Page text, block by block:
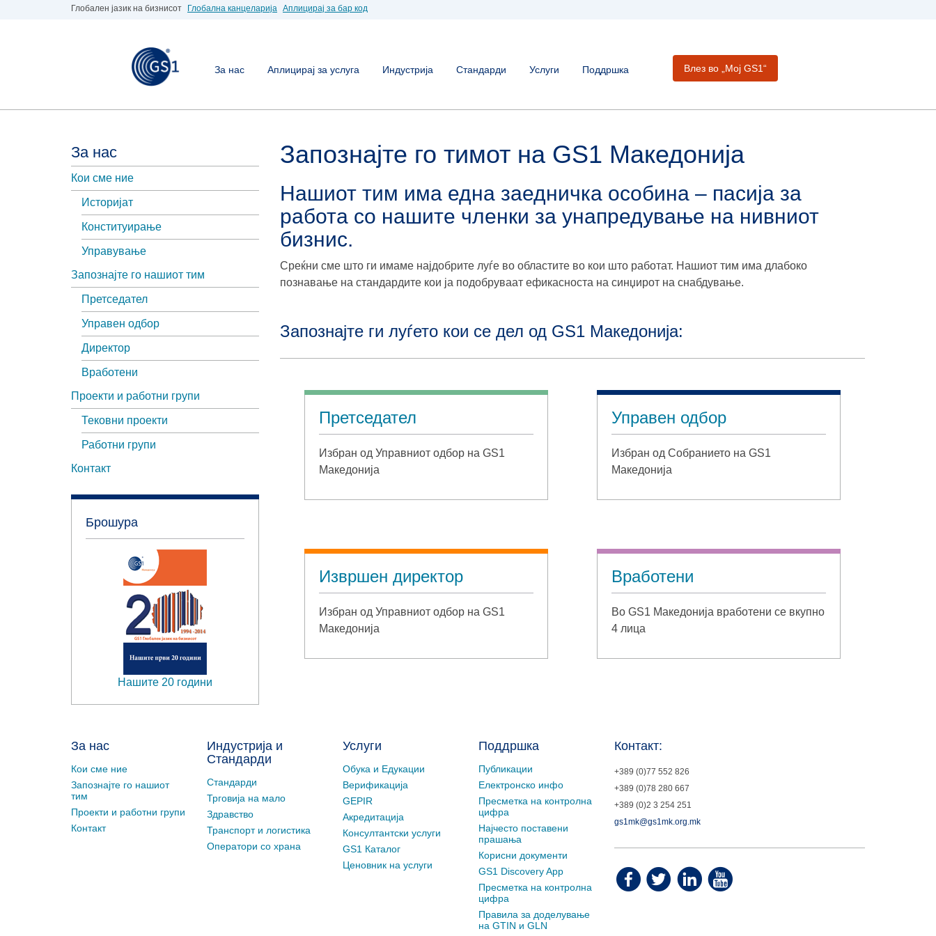
Глобален јазик на бизнисот Глобална канцеларија Аплицирај за бар код
За нас Аплицирај за услуга Индустрија Стандарди Услуги Поддршка Влез во „Moj GS1“
За нас
Кои сме ние
Историјат
Конституирање
Управување
Запознајте го нашиот тим
Претседател
Управен одбор
Директор
Вработени
Проекти и работни групи
Тековни проекти
Работни групи
Контакт
Брошура
Нашите 20 години
Запознајте го тимот на GS1 Македонија
Нашиот тим има една заедничка особина – пасија за
работа со нашите членки за унапредување на нивниот
бизнис.
Среќни сме што ги имаме најдобрите луѓе во областите во кои што работат. Нашиот тим има длабоко
познавање на стандардите кои ја подобруваат ефикасноста на синџирот на снабдување.
Запознајте ги луѓето кои се дел од GS1 Македонија:
Претседател
Избран од Управниот одбор на GS1
Македонија
Управен одбор
Избран од Собранието на GS1
Македонија
Извршен директор
Избран од Управниот одбор на GS1
Македонија
Вработени
Во GS1 Македонија вработени се вкупно
4 лица
За нас
Кои сме ние
Запознајте го нашиот
тим
Проекти и работни групи
Контакт
Индустрија и
Стандарди
Стандарди
Трговија на мало
Здравство
Транспорт и логистика
Оператори со храна
Услуги
Обука и Едукации
Верификација
GEPIR
Акредитација
Консултантски услуги
GS1 Каталог
Ценовник на услуги
Поддршка
Публикации
Електронско инфо
Пресметка на контролна
цифра
Најчесто поставени
прашања
Корисни документи
GS1 Discovery App
Пресметка на контролна
цифра
Правила за доделување
на GTIN и GLN
Контакт:
+389 (0)77 552 826
+389 (0)78 280 667
+389 (0)2 3 254 251
gs1mk@gs1mk.org.mk